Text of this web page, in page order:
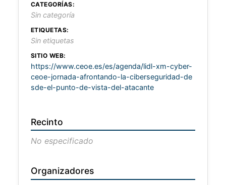
CATEGORÍAS:
Sin categoría
ETIQUETAS:
Sin etiquetas
SITIO WEB:
https://www.ceoe.es/es/agenda/lidl-xm-cyber-
ceoe-jornada-afrontando-la-ciberseguridad-de
sde-el-punto-de-vista-del-atacante
Recinto
No especificado
Organizadores